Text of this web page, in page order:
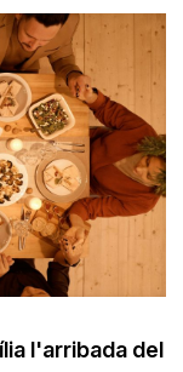
l'arribada del